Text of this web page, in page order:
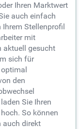
Ihren Marktwert
auch einfach
Stellenprofil
mit
aktuell gesucht
sich für
den
Sie Ihren
So können
auch direkt